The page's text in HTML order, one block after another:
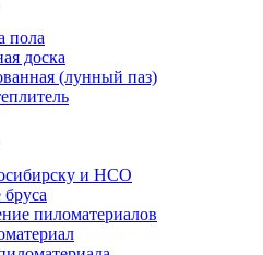
пола
доска
(лунный паз)
и НСО
пиломатериалов